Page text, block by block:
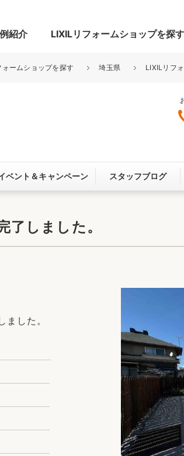
紹介
玄関まわり 門ま
カースペース
レーション
LIXILリフォームショップを探す
さま満足度アンケート
ォームショップを探す 埼玉県 LIXILリフ
ベント＆キャンペーン スタッフブログ
了しました。
ました。